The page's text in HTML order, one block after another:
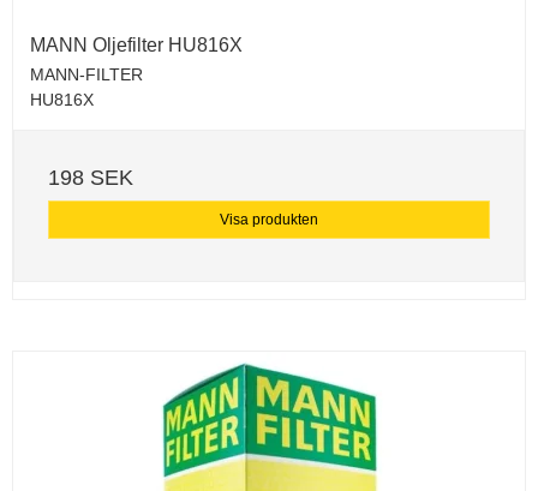
MANN Oljefilter HU816X
MANN-FILTER
HU816X
198 SEK
Visa produkten